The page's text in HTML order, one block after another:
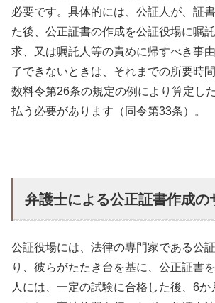
必要です。具体的には、公証人が、証
た後、公正証書の作成を公証役場に嘱
求、又は嘱託人等の責めに帰すべき事
了できないときは、それまでの所要時
数料令第26条の規定の例により算定し
払う必要があります（同令第33条）。
弁護士による公正証書作成の
公証役場には、法律の専門家である公
り、彼らがたたき台を基に、公正証書
人には、一定の試験に合格した後、6